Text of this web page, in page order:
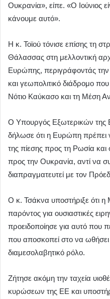
Ουκρανία», είπε. «Ο Ιούνιος
κάνουμε αυτό».
Η κ. Τοϊού τόνισε επίσης τη
Θάλασσας στη μελλοντική
Ευρώπης, περιγράφοντάς την
και γεωπολιτικό διάδρομο
Νότιο Καύκασο και τη Μέση
Ο Υπουργός Εξωτερικών της
δήλωσε ότι η Ευρώπη πρέπει
της πίεσης προς τη Ρωσία και
προς την Ουκρανία, αντί να
διαπραγματευτεί με τον
Ο κ. Τσάκνα υποστήριξε ότι η
παρόντος για ουσιαστικές
προειδοποίησε για αυτό που
που αποσκοπεί στο να
διαμεσολαβητικό ρόλο.
Ζήτησε ακόμη την ταχεία
κυρώσεων της ΕΕ και